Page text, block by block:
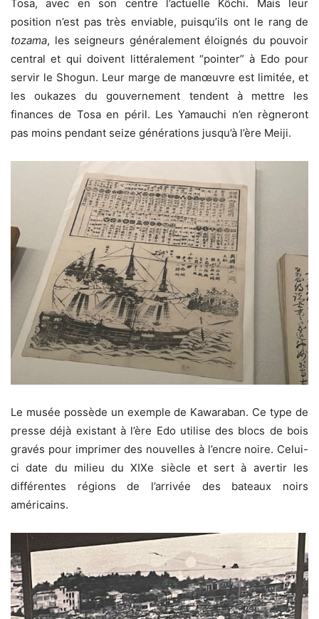
Tosa, avec en son centre l’actuelle Kôchi. Mais leur
position n’est pas très enviable, puisqu’ils ont le rang de
tozama, les seigneurs généralement éloignés du pouvoir
central et qui doivent littéralement “pointer” à Edo pour
servir le Shogun. Leur marge de manœuvre est limitée, et
les oukazes du gouvernement tendent à mettre les
finances de Tosa en péril. Les Yamauchi n’en règneront
pas moins pendant seize générations jusqu’à l’ère Meiji.
Le musée possède un exemple de Kawaraban. Ce type de
presse déjà existant à l’ère Edo utilise des blocs de bois
gravés pour imprimer des nouvelles à l’encre noire. Celui-
ci date du milieu du XIXe siècle et sert à avertir les
différentes régions de l’arrivée des bateaux noirs
américains.